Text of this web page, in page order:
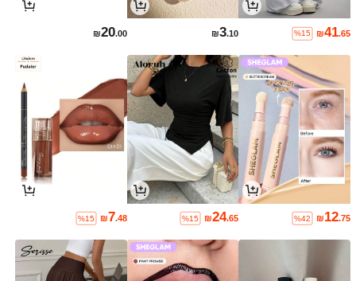
₪41.65
%15
₪3.10
₪20.00
₪12.75
%42
₪24.65
%15
₪7.48
%15